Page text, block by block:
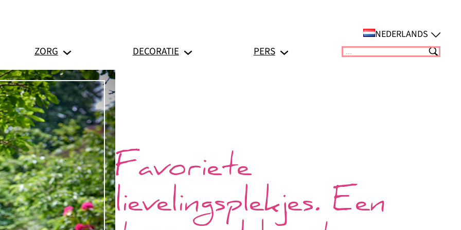
NEDERLANDS
ZORG DECORATIE PERS Suchen
Favoriete
lievelingsplekjes. Een